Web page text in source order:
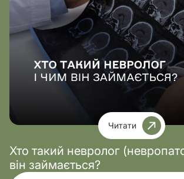
Читати
Хто такий невролог
він займається?